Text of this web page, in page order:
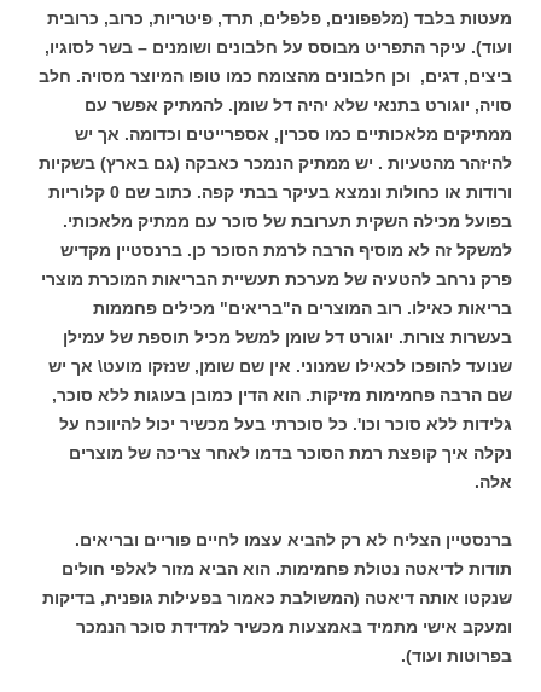
מעטות בלבד (מלפפונים, פלפלים, תרד, פיטריות, כרוב, כרובית
ועוד). עיקר התפריט מבוסס על חלבונים ושומנים – בשר לסוגיו,
ביצים, דגים, וכן חלבונים מהצומח כמו טופו המיוצר מסויה. חלב
סויה, יוגורט בתנאי שלא יהיה דל שומן. להמתיק אפשר עם
ממתיקים מלאכותיים כמו סכרין, אספרייטים וכדומה. אך יש
להיזהר מהטעיות . יש ממתיק הנמכר כאבקה (גם בארץ) בשקיות
ורודות או כחולות ונמצא בעיקר בבתי קפה. כתוב שם 0 קלוריות
בפועל מכילה השקית תערובת של סוכר עם ממתיק מלאכותי.
למשקל זה לא מוסיף הרבה לרמת הסוכר כן. ברנסטיין מקדיש
פרק נרחב להטעיה של מערכת תעשיית הבריאות המוכרת מוצרי
בריאות כאילו. רוב המוצרים ה"בריאים" מכילים פחממות
בעשרות צורות. יוגורט דל שומן למשל מכיל תוספת של עמילן
שנועד להופכו לכאילו שמנוני. אין שם שומן, שנזקו מועט\ אך יש
שם הרבה פחמימות מזיקות. הוא הדין כמובן בעוגות ללא סוכר,
גלידות ללא סוכר וכו'. כל סוכרתי בעל מכשיר יכול להיווכח על
נקלה איך קופצת רמת הסוכר בדמו לאחר צריכה של מוצרים
אלה.
ברנסטיין הצליח לא רק להביא עצמו לחיים פוריים ובריאים.
תודות לדיאטה נטולת פחמימות. הוא הביא מזור לאלפי חולים
שנקטו אותה דיאטה (המשולבת כאמור בפעילות גופנית, בדיקות
ומעקב אישי מתמיד באמצעות מכשיר למדידת סוכר הנמכר
בפרוטות ועוד).